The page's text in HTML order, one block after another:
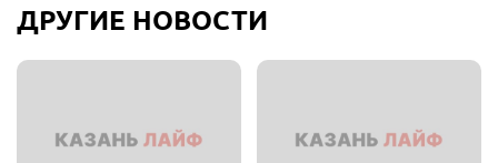
ДРУГИЕ НОВОСТИ